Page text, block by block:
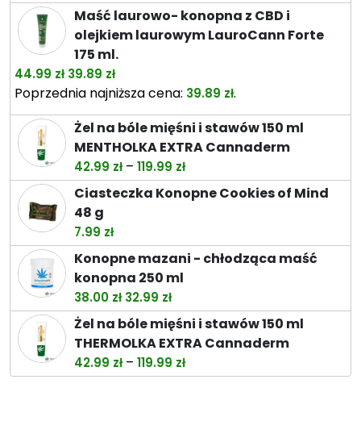
do
74.49 zł
Maść laurowo- konopna z CBD i
olejkiem laurowym LauroCann Forte
175 ml.
44.99 zł Pierwotna
cena
wynosiła:
44.99 zł.
39.89 złAktualna
cena
wynosi:
39.89 zł.
Poprzednia najniższa cena: 39.89 zł.
Żel na bóle mięśni i stawów 150 ml
MENTHOLKA EXTRA Cannaderm
42.99 zł – 119.99 złZakres
cen:
od
do
119.99 zł
Ciasteczka Konopne Cookies of Mind
48 g
7.99 zł
Konopne mazani - chłodząca maść
konopna 250 ml
38.00 zł Pierwotna
cena
wynosiła:
38.00 zł.
32.99 złAktualna
cena
wynosi:
32.99 zł.
Żel na bóle mięśni i stawów 150 ml
THERMOLKA EXTRA Cannaderm
42.99 zł – 119.99 złZakres
cen: